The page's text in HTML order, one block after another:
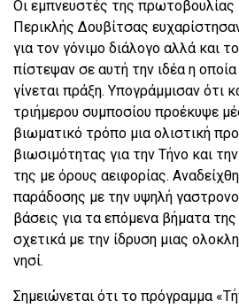
Οι εμπνευστές της πρωτοβουλίας
Περικλής Δουβίτσας
για τον γόνιμο διάλογο αλλά και
πίστεψαν σε αυτή την ιδέα η οποία
γίνεται πράξη. Υπογράμμισαν ότι
τριήμερου συμποσίου προέκυψε
βιωματικό τρόπο μια ολιστική
βιωσιμότητας για την Τήνο και
της με όρους αειφορίας.
παράδοσης με την υψηλή
βάσεις για τα επόμενα βήματα
σχετικά με την ίδρυση μιας
νησί.
Σημειώνεται ότι το πρόγραμμα